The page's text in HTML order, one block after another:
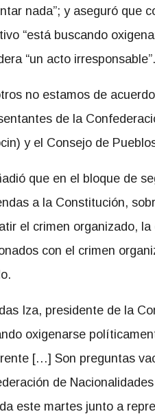
nada”; y aseguró que
“está buscando
“un acto irresponsable”.
no estamos de
de la
y el Consejo de
que en el bloque de
a la Constitución,
el crimen organizado,
con el crimen
Iza, presidente de la
oxigenarse
[…] Son preguntas
de
este martes junto a